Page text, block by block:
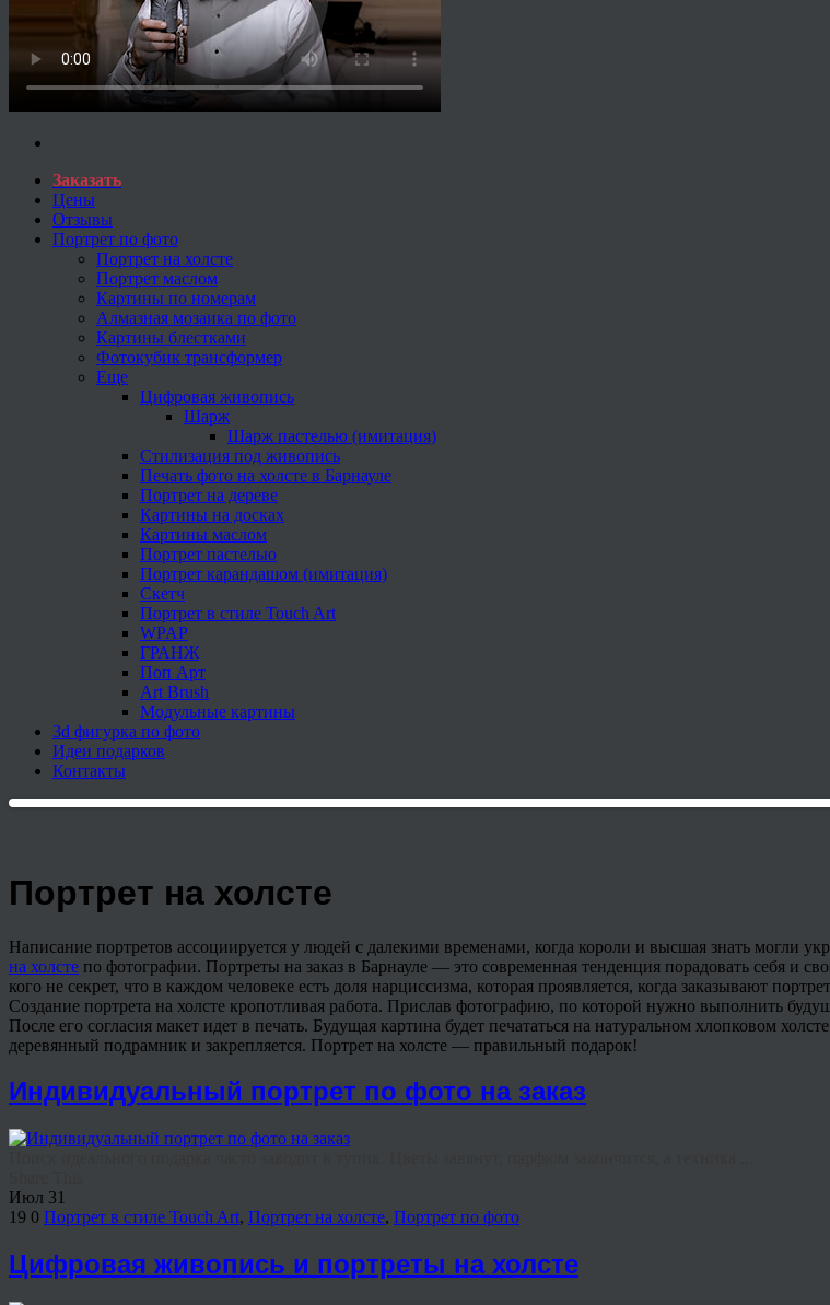
Заказать
Цены
Отзывы
Портрет по фото
Портрет на холсте
Портрет маслом
Картины по номерам
Алмазная мозаика по фото
Картины блестками
Фотокубик трансформер
Еще
Цифровая живопись
Шарж
Шарж пастелью (имитация)
Стилизация под живопись
Печать фото на холсте в Барнауле
Портрет на дереве
Картины на досках
Картины маслом
Портрет пастелью
Портрет карандашом (имитация)
Скетч
Портрет в стиле Touch Art
WPAP
ГРАНЖ
Поп Арт
Art Brush
Модульные картины
3d фигурка по фото
Идеи подарков
Контакты
Портрет на холсте
Написание портретов ассоциируется у людей с далекими временами, когда короли и высшая знать могли
на холсте по фотографии. Портреты на заказ в Барнауле — это современная тенденция порадовать себя и
кого не секрет, что в каждом человеке есть доля нарциссизма, которая проявляется, когда заказывают
Создание портрета на холсте кропотливая работа. Прислав фотографию, по которой нужно выполнить
После его согласия макет идет в печать. Будущая картина будет печататься на натуральном хлопковом
деревянный подрамник и закрепляется. Портрет на холсте — правильный подарок!
Индивидуальный портрет по фото на заказ
Июл 31
19 0 Портрет в стиле Touch Art, Портрет на холсте, Портрет по фото
Цифровая живопись и портреты на холсте